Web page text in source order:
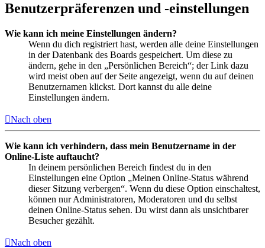
Benutzerpräferenzen und -einstellungen
Wie kann ich meine Einstellungen ändern?
Wenn du dich registriert hast, werden alle deine Einstellungen
in der Datenbank des Boards gespeichert. Um diese zu
ändern, gehe in den „Persönlichen Bereich“; der Link dazu
wird meist oben auf der Seite angezeigt, wenn du auf deinen
Benutzernamen klickst. Dort kannst du alle deine
Einstellungen ändern.
Nach oben
Wie kann ich verhindern, dass mein Benutzername in der
Online-Liste auftaucht?
In deinem persönlichen Bereich findest du in den
Einstellungen eine Option „Meinen Online-Status während
dieser Sitzung verbergen“. Wenn du diese Option einschaltest,
können nur Administratoren, Moderatoren und du selbst
deinen Online-Status sehen. Du wirst dann als unsichtbarer
Besucher gezählt.
Nach oben